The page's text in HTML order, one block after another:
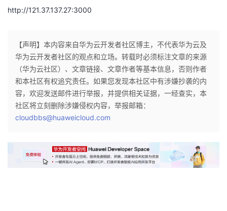
http://121.37.137.27:3000
【声明】本内容来自华为云开发者社区博主，不代表华为云及
华为云开发者社区的观点和立场。转载时必须标注文章的来源
（华为云社区）、文章链接、文章作者等基本信息，否则作者
和本社区有权追究责任。如果您发现本社区中有涉嫌抄袭的内
容，欢迎发送邮件进行举报，并提供相关证据，一经查实，本
社区将立刻删除涉嫌侵权内容，举报邮箱：
cloudbbs@huaweicloud.com